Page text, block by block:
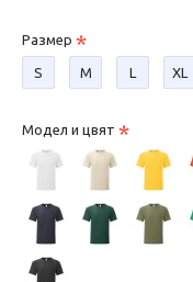
Размер
S М L XL
Модел и цвят